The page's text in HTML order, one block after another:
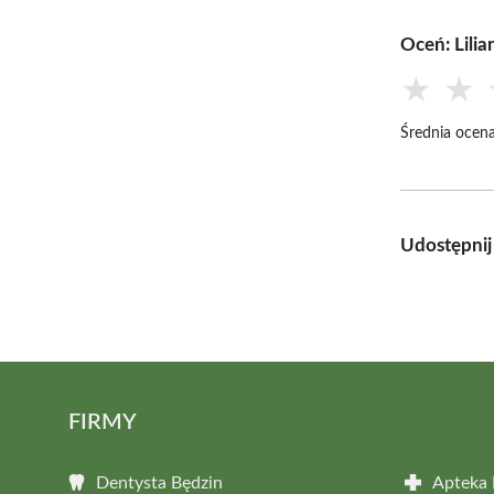
Oceń:
★ ★
Średnia
Udostępnij
FIRMY
Dentysta Będzin Apteka